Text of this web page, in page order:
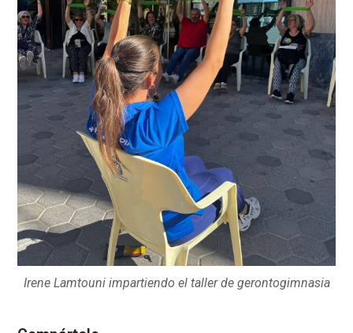
Irene Lamtouni impartiendo el taller de gerontogimnasia